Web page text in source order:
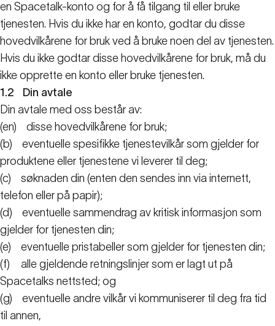
en Spacetalk-konto og for å få tilgang til eller bruke
tjenesten. Hvis du ikke har en konto, godtar du disse
hovedvilkårene for bruk ved å bruke noen del av tjenesten.
Hvis du ikke godtar disse hovedvilkårene for bruk, må du
ikke opprette en konto eller bruke tjenesten.
1.2
Din avtale
Din avtale med oss består av:
(en)
disse hovedvilkårene for bruk;
(b)
eventuelle spesifikke tjenestevilkår som gjelder for
produktene eller tjenestene vi leverer til deg;
(c)
søknaden din (enten den sendes inn via internett,
telefon eller på papir);
(d)
eventuelle sammendrag av kritisk informasjon som
gjelder for tjenesten din;
(e)
eventuelle pristabeller som gjelder for tjenesten din;
(f)
alle gjeldende retningslinjer som er lagt ut på
Spacetalks nettsted; og
(g)
eventuelle andre vilkår vi kommuniserer til deg fra tid
til annen,